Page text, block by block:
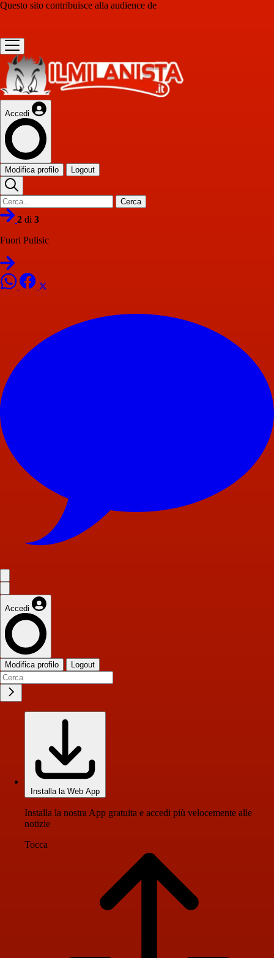
Questo sito contribuisce alla audience de
Accedi
Modifica profilo Logout
Cerca
2 di 3
Fuori Pulisic
Accedi
Modifica profilo Logout
Installa la Web App
Installa la nostra App gratuita e accedi più velocemente alle
notizie
Tocca